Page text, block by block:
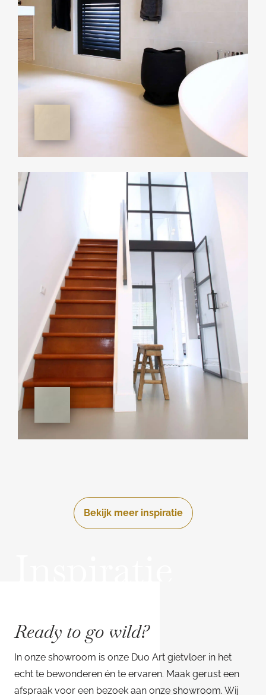
Bekijk meer inspiratie
Ready to go wild?
In onze showroom is onze Duo Art gietvloer in het
echt te bewonderen én te ervaren. Maak gerust een
afspraak voor een bezoek aan onze showroom. Wij